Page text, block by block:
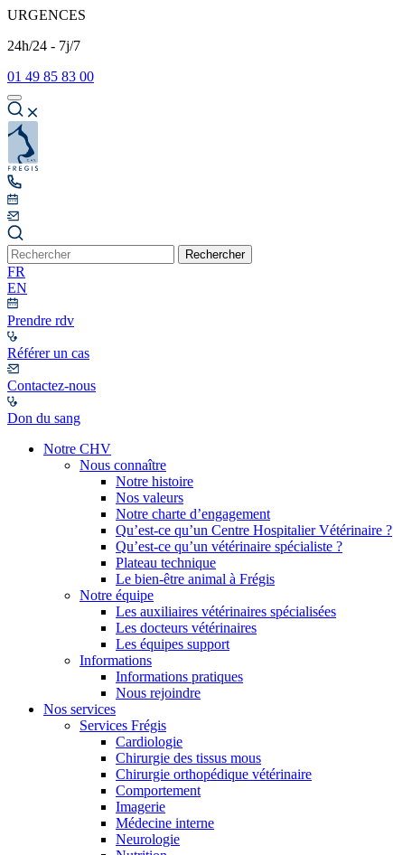
URGENCES
24h/24 - 7j/7
01 49 85 83 00
Rechercher
FR
EN
Prendre rdv
Référer un cas
Contactez-nous
Don du sang
Notre CHV
Nous connaître
Notre histoire
Nos valeurs
Notre charte d’engagement
Qu’est-ce qu’un Centre Hospitalier Vétérinaire ?
Qu’est-ce qu’un vétérinaire spécialiste ?
Plateau technique
Le bien-être animal à Frégis
Notre équipe
Les auxiliaires vétérinaires spécialisées
Les docteurs vétérinaires
Les équipes support
Informations
Informations pratiques
Nous rejoindre
Nos services
Services Frégis
Cardiologie
Chirurgie des tissus mous
Chirurgie orthopédique vétérinaire
Comportement
Imagerie
Médecine interne
Neurologie